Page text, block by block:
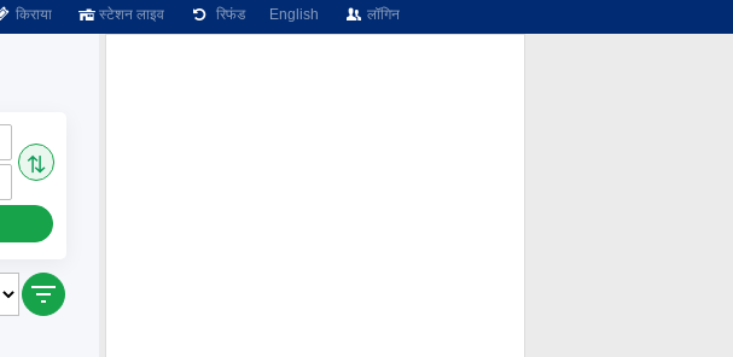
किराया स्टेशन लाइव रिफंड English लॉगिन
⇅